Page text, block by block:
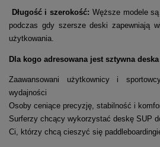
Długość i szerokość: Węższe modele
podczas gdy szersze deski zapewniają
użytkowania.
Dla kogo adresowana jest sztywna deska
Zaawansowani użytkownicy i
wydajności
Osoby ceniące precyzję, stabilność i
Surferzy chcący wykorzystać deskę SUP
Ci, którzy chcą cieszyć się